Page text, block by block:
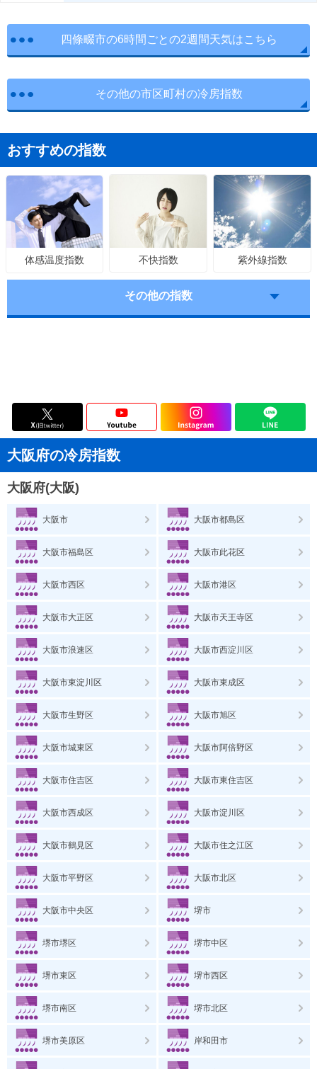
四條畷市の6時間ごとの2週間天気はこちら
その他の市区町村の冷房指数
おすすめの指数
体感温度指数 不快指数 紫外線指数
その他の指数
大阪府の冷房指数
大阪府(大阪)
大阪市 大阪市都島区
大阪市福島区 大阪市此花区
大阪市西区 大阪市港区
大阪市大正区 大阪市天王寺区
大阪市浪速区 大阪市西淀川区
大阪市東淀川区 大阪市東成区
大阪市生野区 大阪市旭区
大阪市城東区 大阪市阿倍野区
大阪市住吉区 大阪市東住吉区
大阪市西成区 大阪市淀川区
大阪市鶴見区 大阪市住之江区
大阪市平野区 大阪市北区
大阪市中央区 堺市
堺市堺区 堺市中区
堺市東区 堺市西区
堺市南区 堺市北区
堺市美原区 岸和田市